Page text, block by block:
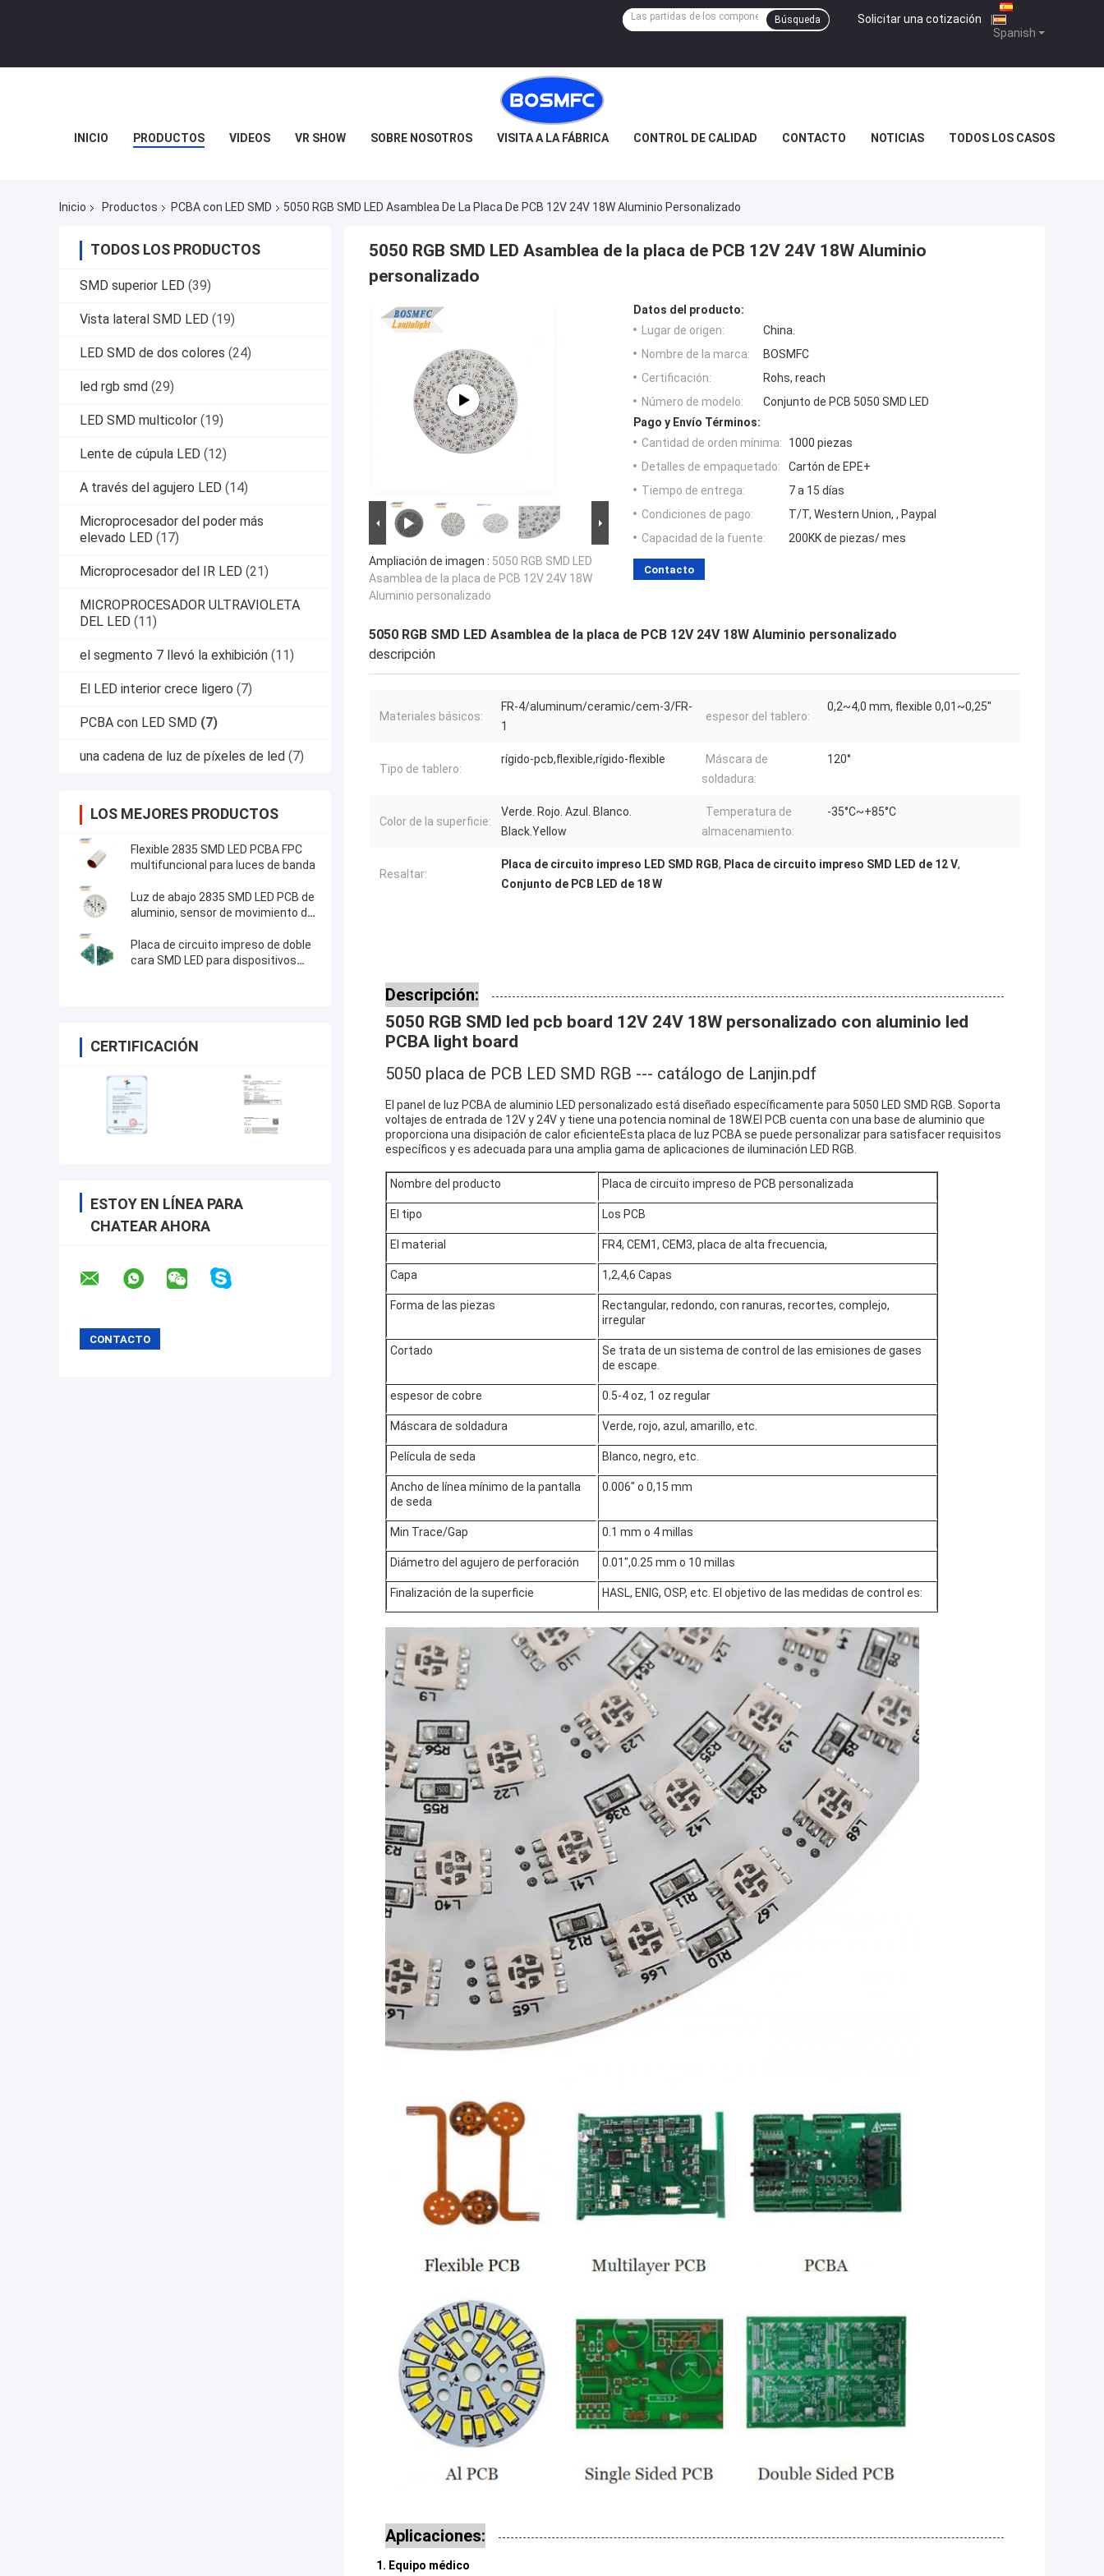
Spanish
Solicitar una cotización |
Búsqueda
INICIO PRODUCTOS VIDEOS VR SHOW SOBRE NOSOTROS VISITA A LA FÁBRICA CONTROL DE CALIDAD CONTACTO NOTICIAS TODOS LOS CASOS
Inicio Productos PCBA con LED SMD 5050 RGB SMD LED Asamblea De La Placa De PCB 12V 24V 18W Aluminio Personalizado
TODOS LOS PRODUCTOS
SMD superior LED (39)
Vista lateral SMD LED (19)
LED SMD de dos colores (24)
led rgb smd (29)
LED SMD multicolor (19)
Lente de cúpula LED (12)
A través del agujero LED (14)
Microprocesador del poder más
elevado LED (17)
Microprocesador del IR LED (21)
MICROPROCESADOR ULTRAVIOLETA
DEL LED (11)
el segmento 7 llevó la exhibición (11)
El LED interior crece ligero (7)
PCBA con LED SMD (7)
una cadena de luz de píxeles de led (7)
LOS MEJORES PRODUCTOS
Flexible 2835 SMD LED PCBA FPC
multifuncional para luces de banda
Luz de abajo 2835 SMD LED PCB de
aluminio, sensor de movimiento de
Placa de circuito impreso de doble
cara SMD LED para dispositivos
CERTIFICACIÓN
ESTOY EN LÍNEA PARA
CHATEAR AHORA
5050 RGB SMD LED Asamblea de la placa de PCB 12V 24V 18W Aluminio
personalizado
Ampliación de imagen : 5050 RGB SMD LED
Asamblea de la placa de PCB 12V 24V 18W
Aluminio personalizado
Datos del producto:
Lugar de origen:
China.
Nombre de la marca:
BOSMFC
Certificación:
Rohs, reach
Número de modelo:
Conjunto de PCB 5050 SMD LED
Pago y Envío Términos:
Cantidad de orden mínima:
1000 piezas
Detalles de empaquetado:
Cartón de EPE+
Tiempo de entrega:
7 a 15 días
Condiciones de pago:
T/T, Western Union, , Paypal
Capacidad de la fuente:
200KK de piezas/ mes
Contacto
5050 RGB SMD LED Asamblea de la placa de PCB 12V 24V 18W Aluminio personalizado
descripción
Materiales básicos:
FR-4/aluminum/ceramic/cem-3/FR-
1
espesor del tablero:
0,2~4,0 mm, flexible 0,01~0,25''
Tipo de tablero:
rígido-pcb,flexible,rígido-flexible
Máscara de
soldadura:
120°
Color de la superficie:
Verde. Rojo. Azul. Blanco.
Black.Yellow
Temperatura de
almacenamiento:
-35°C~+85°C
Resaltar:
Placa de circuito impreso LED SMD RGB, Placa de circuito impreso SMD LED de 12 V,
Conjunto de PCB LED de 18 W
Descripción:
5050 RGB SMD led pcb board 12V 24V 18W personalizado con aluminio led
PCBA light board
5050 placa de PCB LED SMD RGB --- catálogo de Lanjin.pdf
El panel de luz PCBA de aluminio LED personalizado está diseñado específicamente para 5050 LED SMD RGB. Soporta
voltajes de entrada de 12V y 24V y tiene una potencia nominal de 18W.El PCB cuenta con una base de aluminio que
proporciona una disipación de calor eficienteEsta placa de luz PCBA se puede personalizar para satisfacer requisitos
específicos y es adecuada para una amplia gama de aplicaciones de iluminación LED RGB.
Nombre del producto Placa de circuito impreso de PCB personalizada
El tipo Los PCB
El material FR4, CEM1, CEM3, placa de alta frecuencia,
Capa 1,2,4,6 Capas
Forma de las piezas
Rectangular, redondo, con ranuras, recortes, complejo,
irregular
Cortado
Se trata de un sistema de control de las emisiones de gases
de escape.
espesor de cobre 0.5-4 oz, 1 oz regular
Máscara de soldadura Verde, rojo, azul, amarillo, etc.
Película de seda Blanco, negro, etc.
Ancho de línea mínimo de la pantalla
de seda
0.006" o 0,15 mm
Min Trace/Gap 0.1 mm o 4 millas
Diámetro del agujero de perforación 0.01",0.25 mm o 10 millas
Finalización de la superficie HASL, ENIG, OSP, etc. El objetivo de las medidas de control es:
Aplicaciones:
Equipo médico